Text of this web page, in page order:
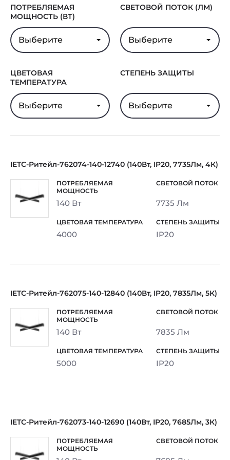
ПОТРЕБЛЯЕМАЯ
МОЩНОСТЬ (ВТ)
Выберите
СВЕТОВОЙ ПОТОК (ЛМ)
Выберите
ЦВЕТОВАЯ
ТЕМПЕРАТУРА
Выберите
СТЕПЕНЬ ЗАЩИТЫ
Выберите
IETC-Ритейл-762074-140-12740 (140Вт, IP20, 7735Лм, 4К)
140 Вт 7735 Лм
4000 IP20
IETC-Ритейл-762075-140-12840 (140Вт, IP20, 7835Лм, 5К)
140 Вт 7835 Лм
5000 IP20
IETC-Ритейл-762073-140-12690 (140Вт, IP20, 7685Лм, 3К)